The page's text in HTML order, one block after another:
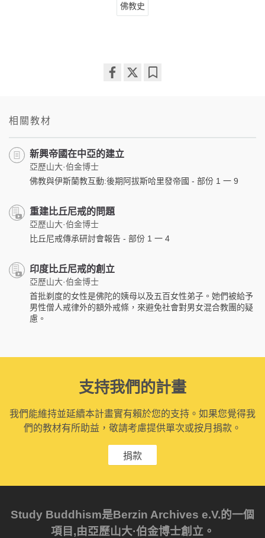
佛教史
相關教材
新興帝國在中亞的建立
亞歷山大·伯金博士
佛教與伊斯蘭教互動:後期阿拔斯哈里發帝國 - 部份 1 一 9
重建比丘尼戒的問題
亞歷山大·伯金博士
比丘尼戒傳承研討會報告 - 部份 1 一 4
印度比丘尼戒的創立
亞歷山大·伯金博士
首批剃度的女性是佛陀的姨母以及五百女性弟子。她們被給予
男性僧人戒律外的額外戒條，來避免社會對男女混合教團的疑
慮。
支持我們的計畫
我們能維持並延續本計畫實有賴於您的支持。如果您覺得我
們的教材有所助益，敬請考慮提供單次或按月捐款。
捐款
Study Buddhism是Berzin Archives e.V.的一個
項目,由亞歷山大·伯金博士創立。